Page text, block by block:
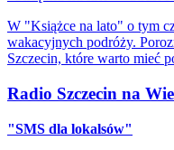
W "Książce na lato" o tym
wakacyjnych podróży.
Szczecin, które warto mieć
Radio Szczecin na
"SMS dla lokalsów"